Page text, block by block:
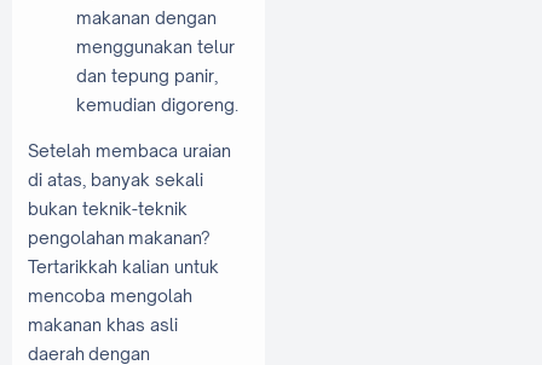
makanan dengan
menggunakan telur
dan tepung panir,
kemudian digoreng.
Setelah membaca uraian
di atas, banyak sekali
bukan teknik-teknik
pengolahan makanan?
Tertarikkah kalian untuk
mencoba mengolah
makanan khas asli
daerah dengan